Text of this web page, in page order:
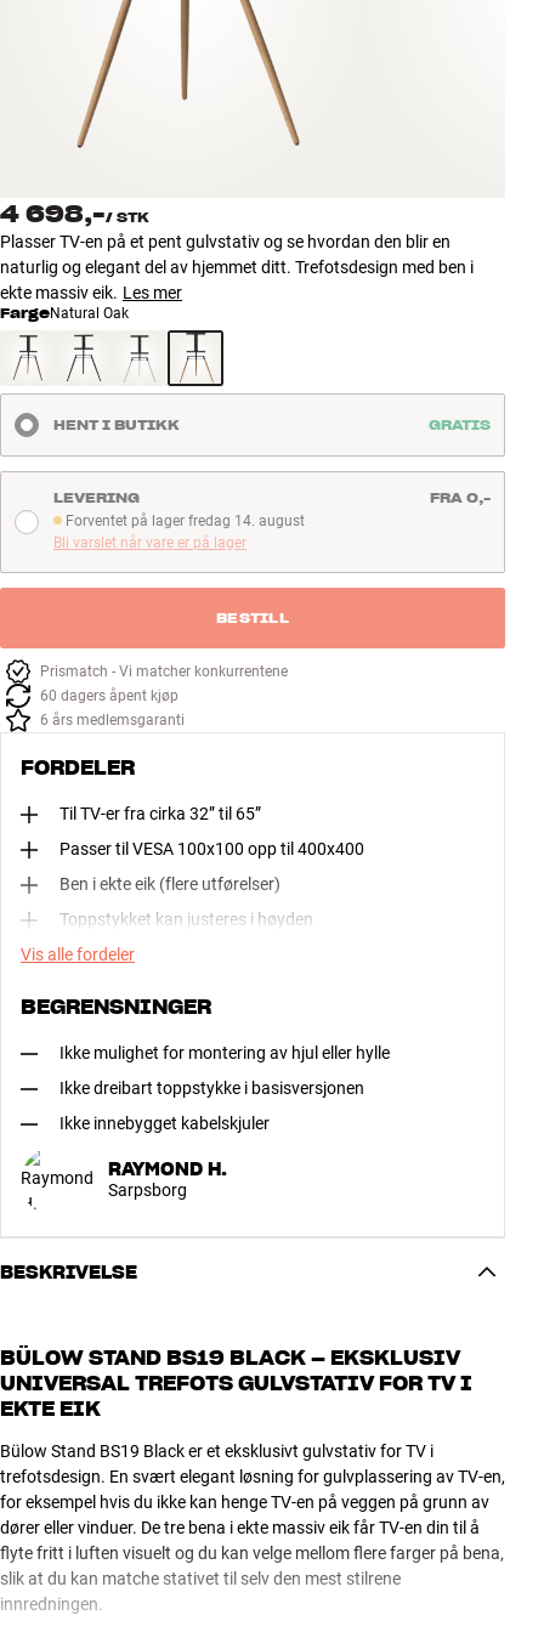
Tilbehør
INSPIRASJON
MERKER
NYHETER
TILBUD
Kundeservice
Logg inn
Bygg med lyd
4 698,-/ STK
Plasser TV-en på et pent gulvstativ og se hvordan den blir en
naturlig og elegant del av hjemmet ditt. Trefotsdesign med ben i
ekte massiv eik. Les mer
FargeNatural Oak
HENT I BUTIKK GRATIS
Forventet på lager fredag 14. august
Forventet på lager fredag 14. august
Bli varslet når vare er på lager
LEVERING FRA 0,-
BESTILL
Prismatch - Vi matcher konkurrentene
60 dagers åpent kjøp
6 års medlemsgaranti
FORDELER
Til TV-er fra cirka 32” til 65”
Passer til VESA 100x100 opp til 400x400
Ben i ekte eik (flere utførelser)
Toppstykket kan justeres i høyden
Vis alle fordeler
BEGRENSNINGER
Ikke mulighet for montering av hjul eller hylle
Ikke dreibart toppstykke i basisversjonen
Ikke innebygget kabelskjuler
RAYMOND H.
Sarpsborg
BESKRIVELSE
BÜLOW STAND BS19 BLACK – EKSKLUSIV
UNIVERSAL TREFOTS GULVSTATIV FOR TV I
EKTE EIK
Bülow Stand BS19 Black er et eksklusivt gulvstativ for TV i
trefotsdesign. En svært elegant løsning for gulvplassering av TV-en,
for eksempel hvis du ikke kan henge TV-en på veggen på grunn av
dører eller vinduer. De tre bena i ekte massiv eik får TV-en din til å
flyte fritt i luften visuelt og du kan velge mellom flere farger på bena,
slik at du kan matche stativet til selv den mest stilrene
innredningen.